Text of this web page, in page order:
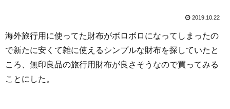
2019.10.22
海外旅行用に使ってた財布がボロボロになってしまったの
で新たに安くて雑に使えるシンプルな財布を探していたと
ころ、無印良品の旅行用財布が良さそうなので買ってみる
ことにした。